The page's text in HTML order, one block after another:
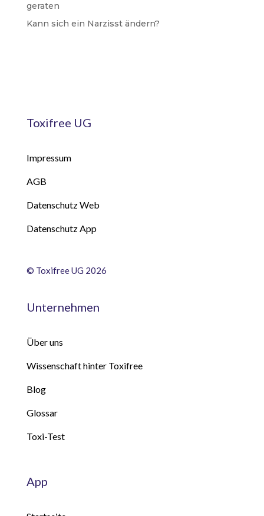
geraten
Kann sich ein Narzisst ändern?
Toxifree UG
Impressum
AGB
Datenschutz Web
Datenschutz App
© Toxifree UG 2026
Unternehmen
Über uns
Wissenschaft hinter Toxifree
Blog
Glossar
Toxi-Test
App